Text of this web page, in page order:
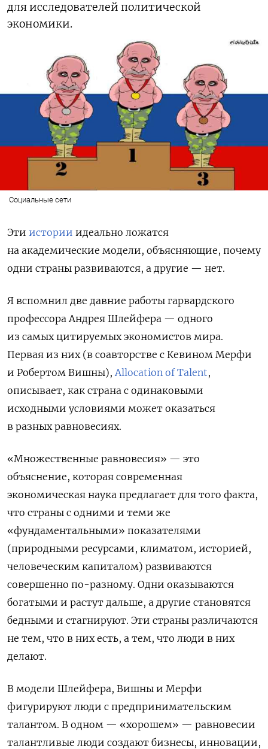
для исследователей политической
экономики.
Социальные сети
Эти истории идеально ложатся
на академические модели, объясняющие, почему
одни страны развиваются, а другие — нет.
Я вспомнил две давние работы гарвардского
профессора Андрея Шлейфера — одного
из самых цитируемых экономистов мира.
Первая из них (в соавторстве с Кевином Мерфи
и Робертом Вишны), Allocation of Talent,
описывает, как страна с одинаковыми
исходными условиями может оказаться
в разных равновесиях.
«Множественные равновесия» — это
объяснение, которая современная
экономическая наука предлагает для того факта,
что страны с одними и теми же
«фундаментальными» показателями
(природными ресурсами, климатом, историей,
человеческим капиталом) развиваются
совершенно по-разному. Одни оказываются
богатыми и растут дальше, а другие становятся
бедными и стагнируют. Эти страны различаются
не тем, что в них есть, а тем, что люди в них
делают.
В модели Шлейфера, Вишны и Мерфи
фигурируют люди с предпринимательским
талантом. В одном — «хорошем» — равновесии
талантливые люди создают бизнесы, инновации,